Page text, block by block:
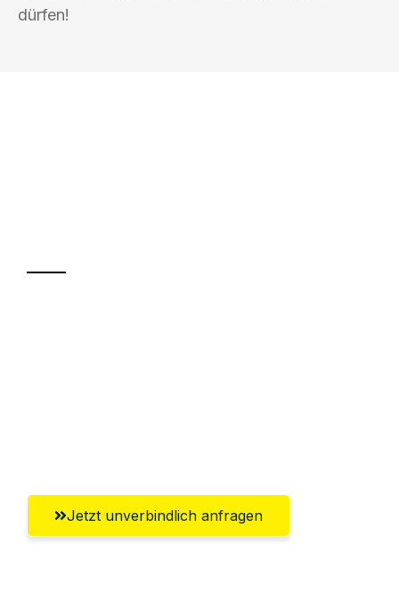
dürfen!
Jetzt unverbindlich anfragen